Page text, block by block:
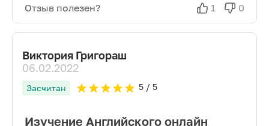
Отзыв полезен? 1 0
Виктория Григораш
06.02.2022
Засчитан 5/ 5
Изучение Английского онлайн